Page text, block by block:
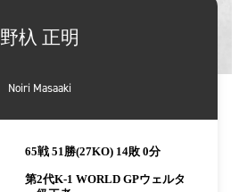
野杁 正明
Noiri Masaaki
65戦 51勝(27KO) 14敗 0分
第2代K-1 WORLD GPウェルタ